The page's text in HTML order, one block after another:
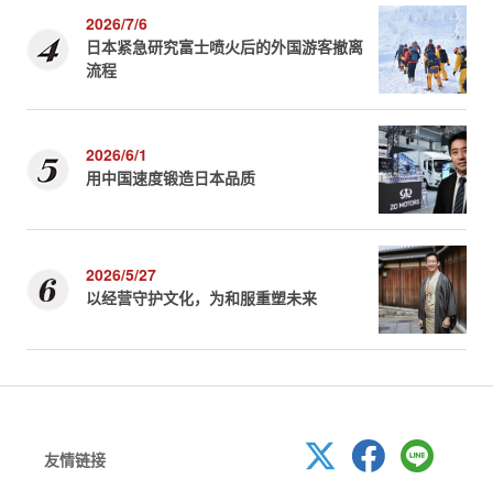
2026/7/6
日本紧急研究富士喷火后的外国游客撤离
流程
2026/6/1
用中国速度锻造日本品质
2026/5/27
以经营守护文化，为和服重塑未来
友情链接